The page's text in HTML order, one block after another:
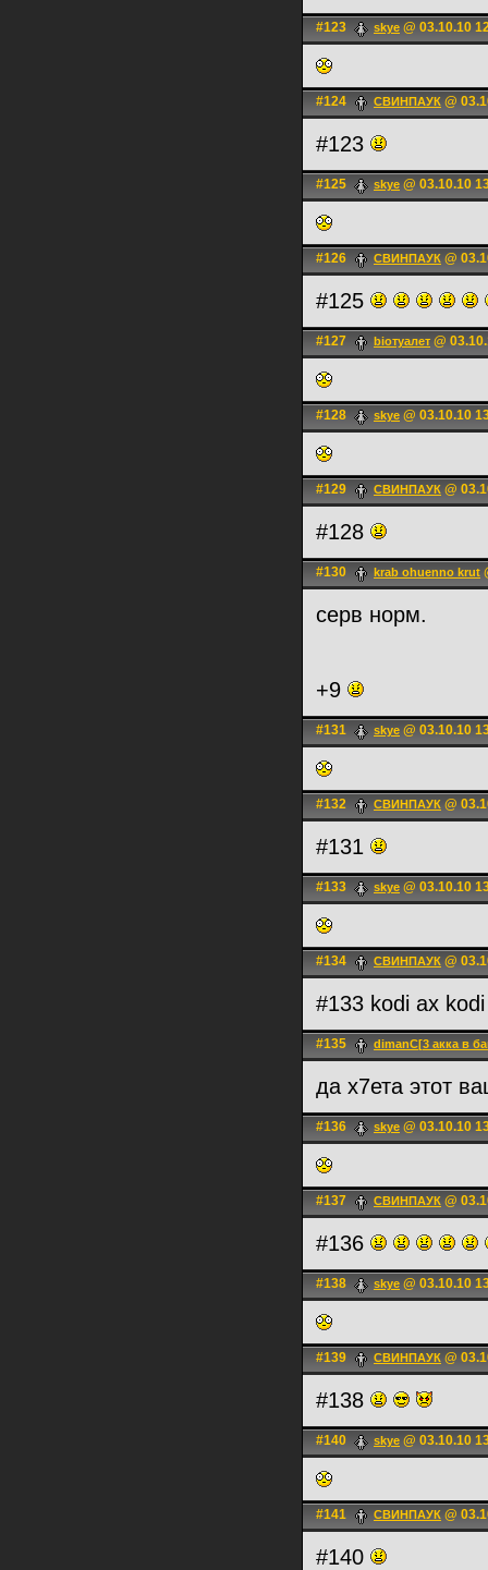
#123 skye @ 03.10.10
#124 СВИНПАУК @
#123
#125 skye @ 03.10.10
#126 СВИНПАУК @
#125
#127 bioтуалет @
#128 skye @ 03.10.10
#129 СВИНПАУК @
#128
#130 krab ohuenno krut
серв норм.
+9
#131 skye @ 03.10.10
#132 СВИНПАУК @
#131
#133 skye @ 03.10.10
#134 СВИНПАУК @
#133 kodi ах
#135 dimanC[3 акка в
да х7ета этот
#136 skye @ 03.10.10
#137 СВИНПАУК @
#136
#138 skye @ 03.10.10
#139 СВИНПАУК @
#138
#140 skye @ 03.10.10
#141 СВИНПАУК @
#140